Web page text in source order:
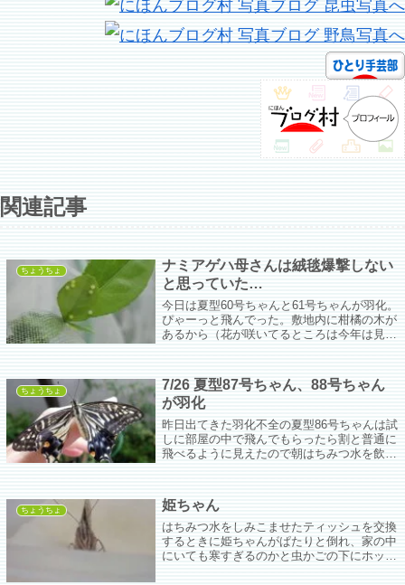
関連記事
ちょうちょ
ナミアゲハ母さんは絨毯爆撃しない
と思っていた…
今日は夏型60号ちゃんと61号ちゃんが羽化。
ぴゃーっと飛んでった。敷地内に柑橘の木が
あるから（花が咲いてるところは今年は見な
60号ちゃんや61号ちゃんも来てくれるのか
な…とのんびり待っている場合ではないかも
しれない。
ちょうちょ
7/26 夏型87号ちゃん、88号ちゃん
が羽化
昨日出てきた羽化不全の夏型86号ちゃんは試
しに部屋の中で飛んでもらったら割と普通に
飛べるように見えたので朝はちみつ水を飲ん
男の子。元気に飛んで行った。
ちょうちょ 姫ちゃん
はちみつ水をしみこませたティッシュを交換
するときに姫ちゃんがぱたりと倒れ、家の中
にいても寒すぎるのかと虫かごの下にホット